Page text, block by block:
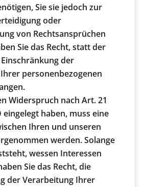
Sie sie jedoch zur
oder
von Rechtsansprüchen
Sie das Recht, statt der
der
personenbezogenen
Widerspruch nach Art. 21
eingelegt haben, muss eine
Ihren und unseren
werden. Solange
wessen Interessen
Sie das Recht, die
der Verarbeitung Ihrer